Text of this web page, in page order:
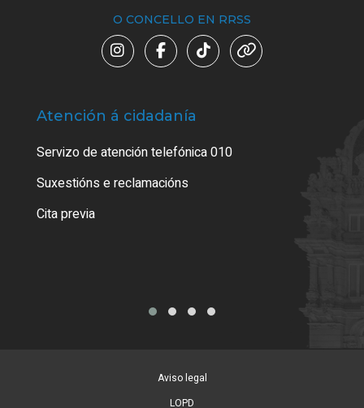
O CONCELLO EN RRSS
Atención á cidadanía
Servizo de atención telefónica 010
Suxestións e reclamacións
Cita previa
Aviso legal
LOPD